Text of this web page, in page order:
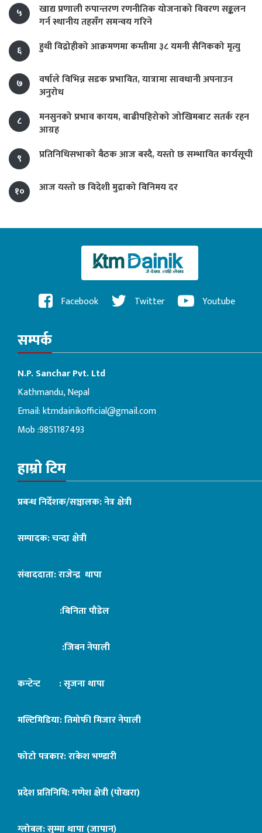
५
खाद्य प्रणाली रुपान्तरण रणनीतिक योजनाको विवरण सङ्कलन
गर्न स्थानीय तहसँग समन्वय गरिने
६
हुथी विद्रोहीको आक्रमणमा कम्तीमा ३८ यमनी सैनिकको मृत्यु
७
वर्षाले विभिन्न सडक प्रभावित, यात्रामा सावधानी अपनाउन
अनुरोध
८
मनसुनको प्रभाव कायम, बाढीपहिरोको जोखिमबाट सतर्क रहन
आग्रह
९
प्रतिनिधिसभाको बैठक आज बस्दै, यस्तो छ सम्भावित कार्यसूची
१० आज यस्तो छ विदेशी मुद्राको विनिमय दर
Facebook Twitter Youtube
सम्पर्क
N.P. Sanchar Pvt. Ltd
Kathmandu, Nepal
Email:ktmdainikofficial@gmail.com
Mob :9851187493
हाम्रो टिम
प्रबन्ध निर्देशक/सञ्चालक: नेत्र क्षेत्री
सम्पादक: चन्दा क्षेत्री
संवाददाता: राजेन्द्र थापा
:बिनिता पौडेल
:जिबन नेपाली
कन्टेन्ट : सृजना थापा
मल्टिमिडिया: तिमोफी मिजार नेपाली
फोटो पत्रकार: राकेश भण्डारी
प्रदेश प्रतिनिधि: गणेश क्षेत्री (पोखरा)
ग्लोबल: सुम्मा थापा (जापान)